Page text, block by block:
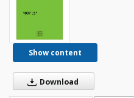
Show content
Download